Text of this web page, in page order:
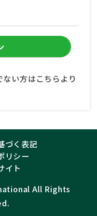
い方はこちらより
づく表記
リシー
イト
All Rights